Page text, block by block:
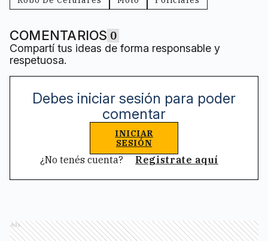
COMENTARIOS 0
Compartí tus ideas de forma responsable y
respetuosa.
Debes iniciar sesión para poder
comentar
INICIAR
SESIÓN
¿No tenés cuenta? Registrate aquí
Ads